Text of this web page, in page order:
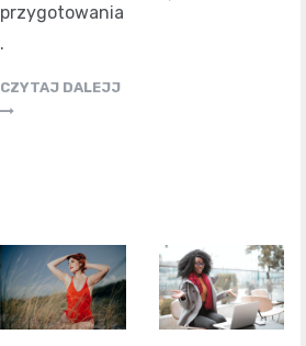
przygotowania
.
CZYTAJ DALEJJ